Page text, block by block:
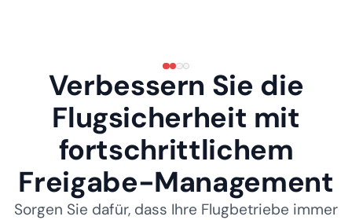
Verbessern Sie die
Flugsicherheit mit
fortschrittlichem
Freigabe-Management
Sorgen Sie dafür, dass Ihre Flugbetriebe immer